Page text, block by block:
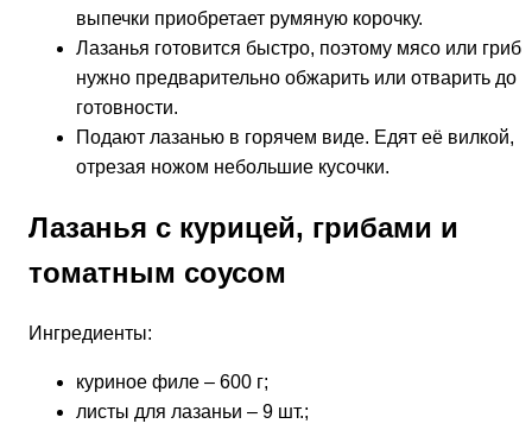
выпечки приобретает румяную корочку.
Лазанья готовится быстро, поэтому мясо или
нужно предварительно обжарить или отварить до
готовности.
Подают лазанью в горячем виде. Едят её вилкой,
отрезая ножом небольшие кусочки.
Лазанья с курицей, грибами и
томатным соусом
Ингредиенты:
куриное филе – 600 г;
листы для лазаньи – 9 шт.;